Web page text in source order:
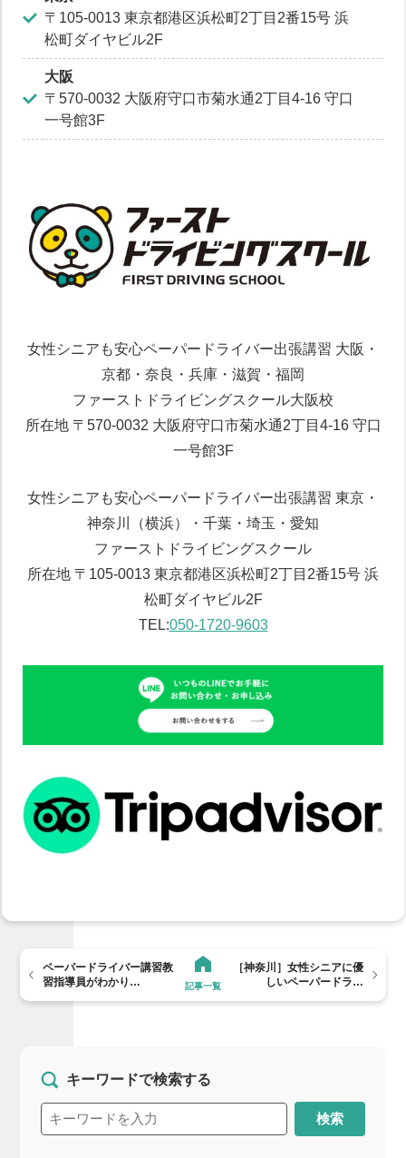
〒105-0013 東京都港区浜松町2丁目2番15号 浜
松町ダイヤビル2F
大阪
〒570-0032 大阪府守口市菊水通2丁目4-16 守口
一号館3F
女性シニアも安心ペーパードライバー出張講習 大阪・
京都・奈良・兵庫・滋賀・福岡
ファーストドライビングスクール大阪校
所在地 〒570-0032 大阪府守口市菊水通2丁目4-16 守口
一号館3F
女性シニアも安心ペーパードライバー出張講習 東京・
神奈川（横浜）・千葉・埼玉・愛知
ファーストドライビングスクール
所在地 〒105-0013 東京都港区浜松町2丁目2番15号 浜
松町ダイヤビル2F
TEL:050-1720-9603
ペーパードライバー講習教
習指導員がわかり…
記事一覧
［神奈川］女性シニアに優
しいペーパードラ…
キーワードで検索する
検索